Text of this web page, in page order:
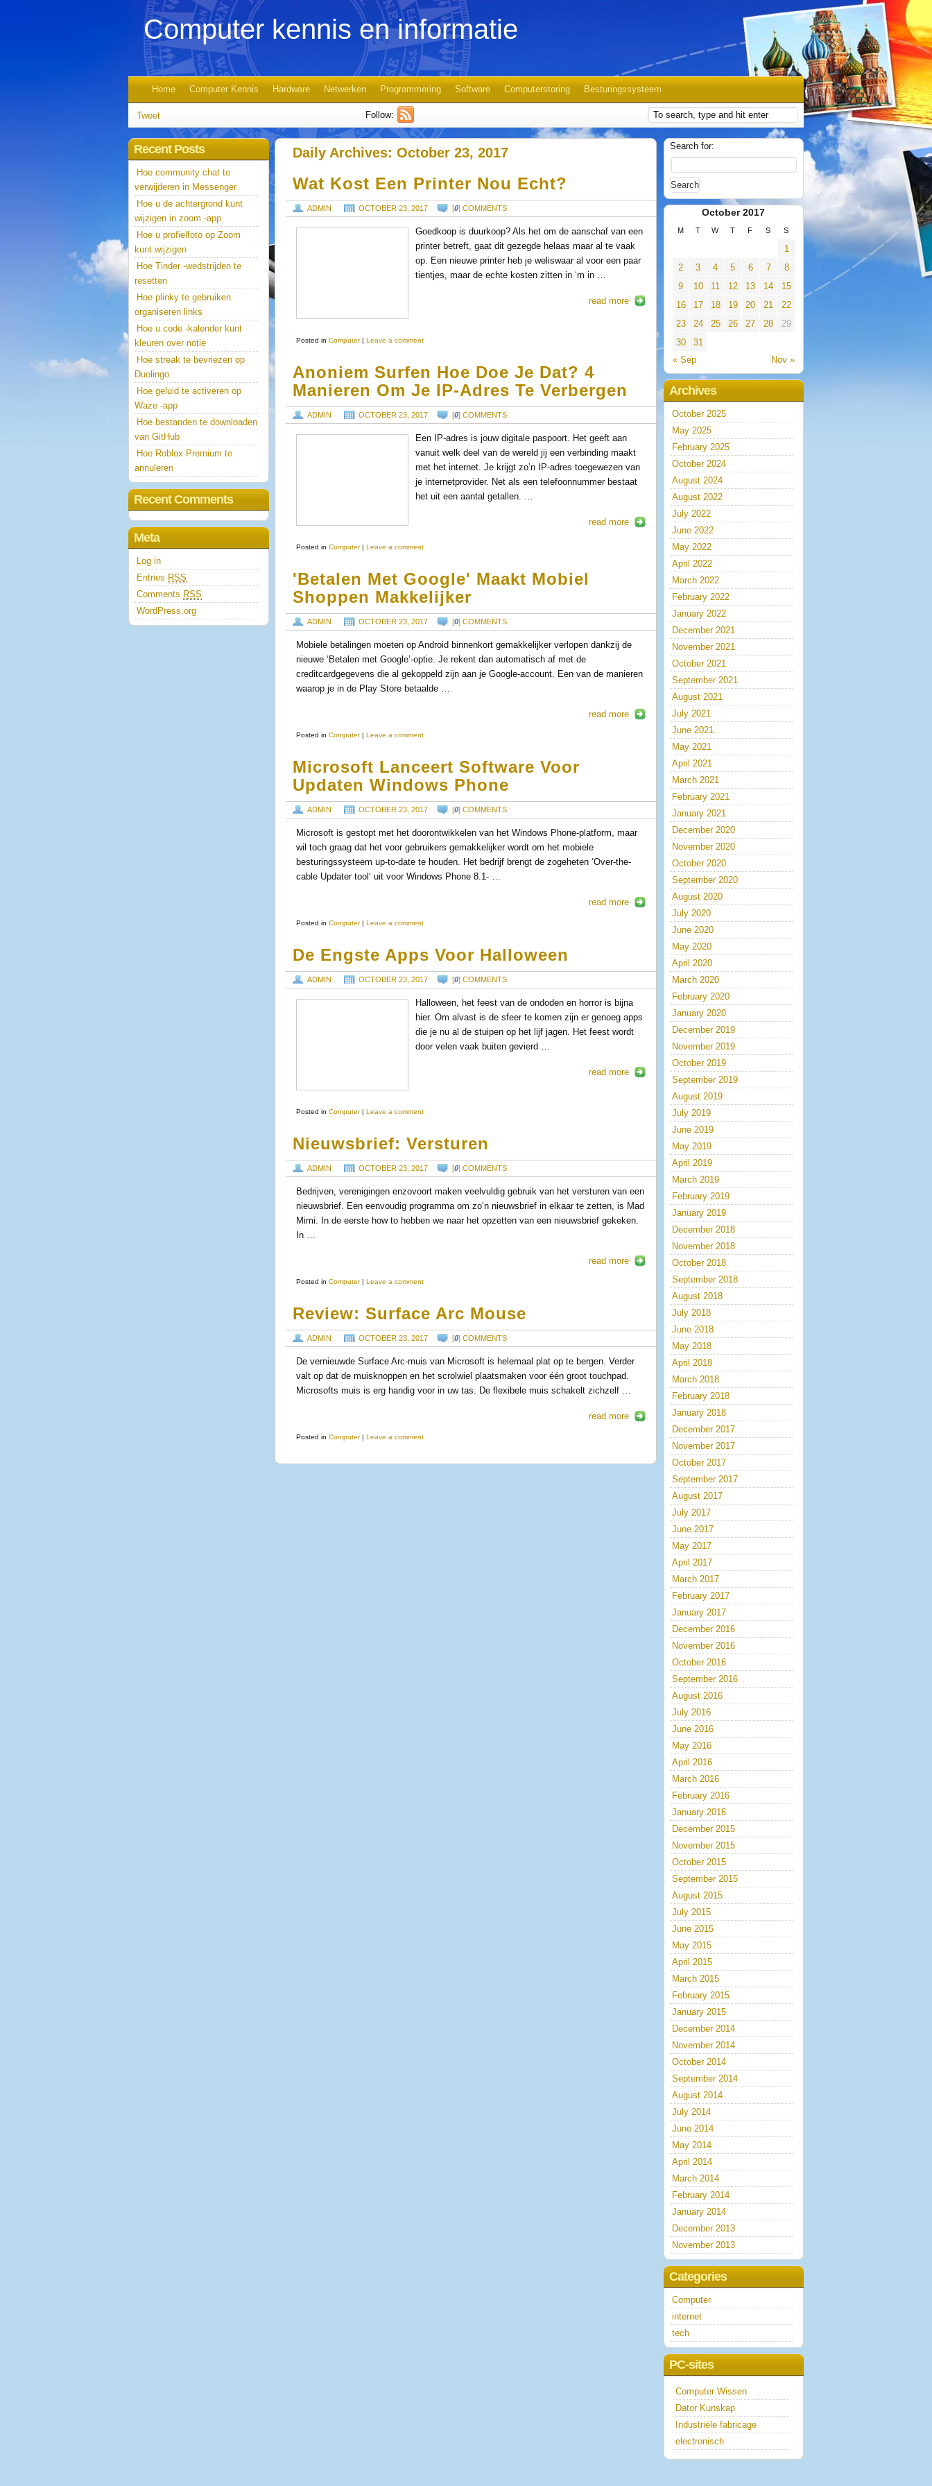
Computer kennis en informatie
Home Computer Kennis Hardware Netwerken Programmering Software Computerstoring Besturingssysteem
Tweet Follow:
Daily Archives:October 23, 2017
Wat Kost Een Printer Nou Echt?
ADMIN OCTOBER 23, 2017 [0] COMMENTS
Goedkoop is duurkoop? Als het om de aanschaf van een
printer betreft, gaat dit gezegde helaas maar al te vaak
op. Een nieuwe printer heb je weliswaar al voor een paar
tientjes, maar de echte kosten zitten in ‘m in …
read more
Posted in Computer | Leave a comment
Anoniem Surfen Hoe Doe Je Dat? 4
Manieren Om Je IP-Adres Te Verbergen
ADMIN OCTOBER 23, 2017 [0] COMMENTS
Een IP-adres is jouw digitale paspoort. Het geeft aan
vanuit welk deel van de wereld jij een verbinding maakt
met het internet. Je krijgt zo’n IP-adres toegewezen van
je internetprovider. Net als een telefoonnummer bestaat
het uit een aantal getallen. …
read more
Posted in Computer | Leave a comment
'Betalen Met Google' Maakt Mobiel
Shoppen Makkelijker
ADMIN OCTOBER 23, 2017 [0] COMMENTS
Mobiele betalingen moeten op Android binnenkort gemakkelijker verlopen dankzij de
nieuwe ‘Betalen met Google’-optie. Je rekent dan automatisch af met de
creditcardgegevens die al gekoppeld zijn aan je Google-account. Een van de manieren
waarop je in de Play Store betaalde …
read more
Posted in Computer | Leave a comment
Microsoft Lanceert Software Voor
Updaten Windows Phone
ADMIN OCTOBER 23, 2017 [0] COMMENTS
Microsoft is gestopt met het doorontwikkelen van het Windows Phone-platform, maar
wil toch graag dat het voor gebruikers gemakkelijker wordt om het mobiele
besturingssysteem up-to-date te houden. Het bedrijf brengt de zogeheten ‘Over-the-
cable Updater tool‘ uit voor Windows Phone 8.1- …
read more
Posted in Computer | Leave a comment
De Engste Apps Voor Halloween
ADMIN OCTOBER 23, 2017 [0] COMMENTS
Halloween, het feest van de ondoden en horror is bijna
hier. Om alvast is de sfeer te komen zijn er genoeg apps
die je nu al de stuipen op het lijf jagen. Het feest wordt
door velen vaak buiten gevierd …
read more
Posted in Computer | Leave a comment
Nieuwsbrief: Versturen
ADMIN OCTOBER 23, 2017 [0] COMMENTS
Bedrijven, verenigingen enzovoort maken veelvuldig gebruik van het versturen van een
nieuwsbrief. Een eenvoudig programma om zo’n nieuwsbrief in elkaar te zetten, is Mad
Mimi. In de eerste how to hebben we naar het opzetten van een nieuwsbrief gekeken.
In …
read more
Posted in Computer | Leave a comment
Review: Surface Arc Mouse
ADMIN OCTOBER 23, 2017 [0] COMMENTS
De vernieuwde Surface Arc-muis van Microsoft is helemaal plat op te bergen. Verder
valt op dat de muisknoppen en het scrolwiel plaatsmaken voor één groot touchpad.
Microsofts muis is erg handig voor in uw tas. De flexibele muis schakelt zichzelf …
read more
Posted in Computer | Leave a comment
Search for:
October 2017
M T W T F S S
« Sep Nov »
1
2
3 4 5 6 7
8
9
10 11 12 13 14
15
16
17 18 19 20 21
22
23
24 25 26 27 28
29
30
31
Archives
October 2025
May 2025
February 2025
October 2024
August 2024
August 2022
July 2022
June 2022
May 2022
April 2022
March 2022
February 2022
January 2022
December 2021
November 2021
October 2021
September 2021
August 2021
July 2021
June 2021
May 2021
April 2021
March 2021
February 2021
January 2021
December 2020
November 2020
October 2020
September 2020
August 2020
July 2020
June 2020
May 2020
April 2020
March 2020
February 2020
January 2020
December 2019
November 2019
October 2019
September 2019
August 2019
July 2019
June 2019
May 2019
April 2019
March 2019
February 2019
January 2019
December 2018
November 2018
October 2018
September 2018
August 2018
July 2018
June 2018
May 2018
April 2018
March 2018
February 2018
January 2018
December 2017
November 2017
October 2017
September 2017
August 2017
July 2017
June 2017
May 2017
April 2017
March 2017
February 2017
January 2017
December 2016
November 2016
October 2016
September 2016
August 2016
July 2016
June 2016
May 2016
April 2016
March 2016
February 2016
January 2016
December 2015
November 2015
October 2015
September 2015
August 2015
July 2015
June 2015
May 2015
April 2015
March 2015
February 2015
January 2015
December 2014
November 2014
October 2014
September 2014
August 2014
July 2014
June 2014
May 2014
April 2014
March 2014
February 2014
January 2014
December 2013
November 2013
Categories
Computer
internet
tech
PC-sites
Computer Wissen
Dator Kunskap
Industriële fabricage
electronisch
Recent Posts
Hoe community chat te
verwijderen in Messenger
Hoe u de achtergrond kunt
wijzigen in zoom -app
Hoe u profielfoto op Zoom
kunt wijzigen
Hoe Tinder -wedstrijden te
resetten
Hoe plinky te gebruiken
organiseren links
Hoe u code -kalender kunt
kleuren over notie
Hoe streak te bevriezen op
Duolingo
Hoe geluid te activeren op
Waze -app
Hoe bestanden te downloaden
van GitHub
Hoe Roblox Premium te
annuleren
Recent Comments
Meta
Log in
Entries RSS
Comments RSS
WordPress.org